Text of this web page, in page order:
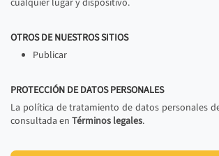
OTROS DE NUESTROS SITIOS
Publicar
PROTECCIÓN DE DATOS PERSONALES
La política de tratamiento de datos personales
consultada en Términos legales.